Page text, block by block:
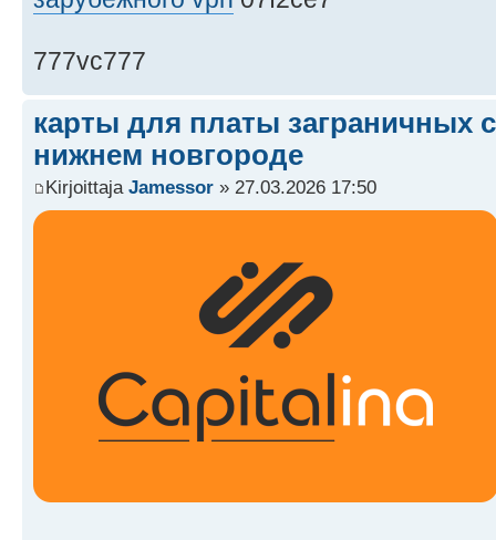
777vc777
карты для платы заграничных
нижнем новгороде
Kirjoittaja Jamessor » 27.03.2026 17:50